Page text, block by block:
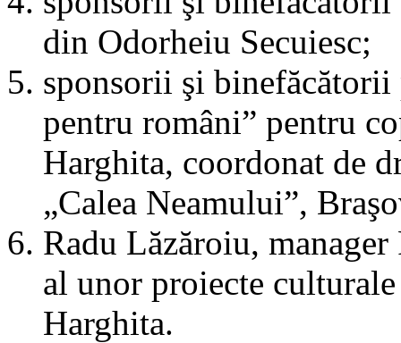
din Odorheiu Secuiesc;
sponsorii şi
pentru români” pentru
Harghita, coordonat de
„Calea Neamului”,
Radu Lăzăroiu,
al unor proiecte
Harghita.